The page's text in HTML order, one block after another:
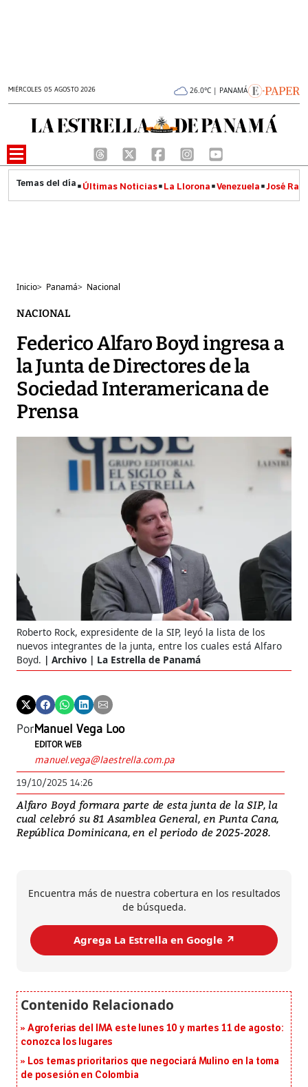
MIÉRCOLES 05 AGOSTO 2026 26.0°C | PANAMÁ
Últimas Noticias La Llorona Venezuela José
Inicio> Panamá> Nacional
NACIONAL
Federico Alfaro Boyd ingresa a
la Junta de Directores de la
Sociedad Interamericana de
Prensa
Roberto Rock, expresidente de la SIP, leyó la lista de los
nuevos integrantes de la junta, entre los cuales está Alfaro
Boyd.
Archivo | La Estrella de Panamá
PorManuel Vega Loo
EDITOR WEB
manuel.vega@laestrella.com.pa
19/10/2025 14:26
Alfaro Boyd formara parte de esta junta de la SIP, la
cual celebró su 81 Asamblea General, en Punta Cana,
República Dominicana, en el periodo de 2025-2028.
Encuentra más de nuestra cobertura en los resultados
de búsqueda.
Agrega La Estrella en Google ↗️
Agroferias del IMA este lunes 10 y martes 11 de agosto:
conozca los lugares
Los temas prioritarios que negociará Mulino en la toma
de posesión en Colombia